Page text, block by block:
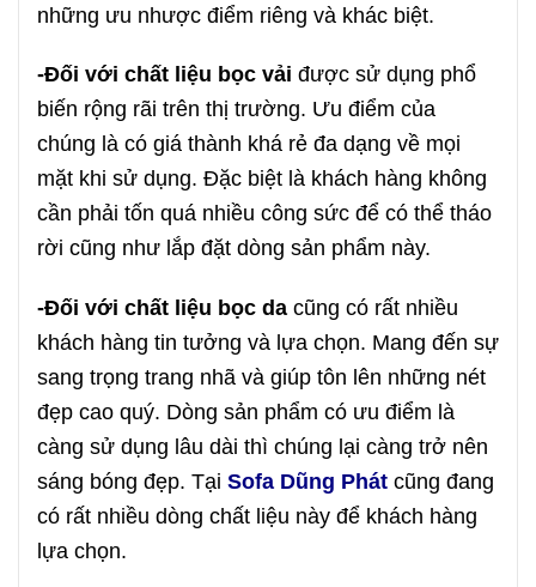
những ưu nhược điểm riêng và khác biệt.
-Đối với chất liệu bọc vải được sử dụng phổ
biến rộng rãi trên thị trường. Ưu điểm của
chúng là có giá thành khá rẻ đa dạng về mọi
mặt khi sử dụng. Đặc biệt là khách hàng không
cần phải tốn quá nhiều công sức để có thể tháo
rời cũng như lắp đặt dòng sản phẩm này.
-Đối với chất liệu bọc da cũng có rất nhiều
khách hàng tin tưởng và lựa chọn. Mang đến sự
sang trọng trang nhã và giúp tôn lên những nét
đẹp cao quý. Dòng sản phẩm có ưu điểm là
càng sử dụng lâu dài thì chúng lại càng trở nên
sáng bóng đẹp. Tại Sofa Dũng Phát cũng đang
có rất nhiều dòng chất liệu này để khách hàng
lựa chọn.